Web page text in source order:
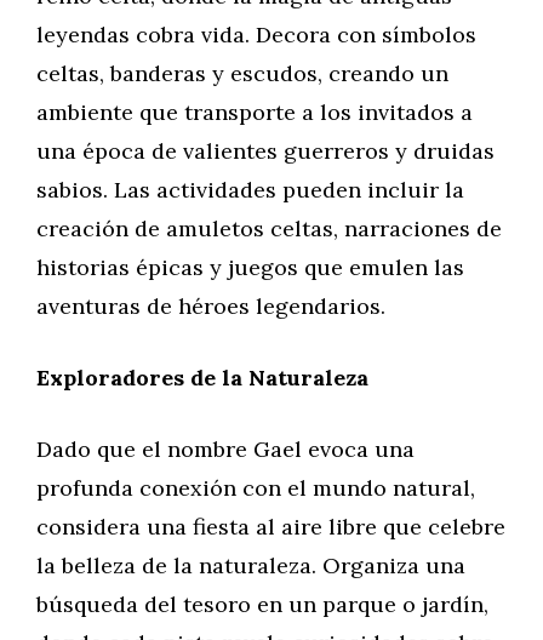
leyendas cobra vida. Decora con símbolos
celtas, banderas y escudos, creando un
ambiente que transporte a los invitados a
una época de valientes guerreros y druidas
sabios. Las actividades pueden incluir la
creación de amuletos celtas, narraciones de
historias épicas y juegos que emulen las
aventuras de héroes legendarios.
Exploradores de la Naturaleza
Dado que el nombre Gael evoca una
profunda conexión con el mundo natural,
considera una fiesta al aire libre que celebre
la belleza de la naturaleza. Organiza una
búsqueda del tesoro en un parque o jardín,